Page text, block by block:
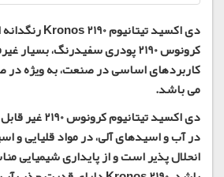
دی اکسید تیتانیوم
کرونوس
پودری سفیدرنگ، بسیار
کاربردهای اساسی در صنعت، به ویژه
می باشد.
دی اکسید تیتانیوم کرونوس 2190
غیر
در آب و اسیدهای آلی، در مواد قلیایی و
انحلال پذیر است و از پایداری شیمیایی